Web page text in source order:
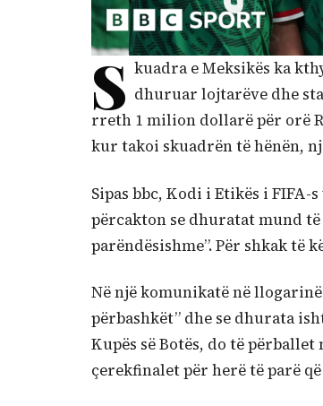
S kuadra e Meksikës ka
dhuruar lojtarëve dhe
rreth 1 milion dollarë për orë
kur takoi skuadrën të hënën,
Sipas bbc, Kodi i Etikës i
përcakton se dhuratat mund
parëndësishme”. Për shkak
Në një komunikatë në
përbashkët” dhe se dhurata
Kupës së Botës, do të
çerekfinalet për herë të parë që